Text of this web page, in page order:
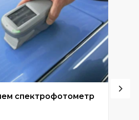
спектрофотометр